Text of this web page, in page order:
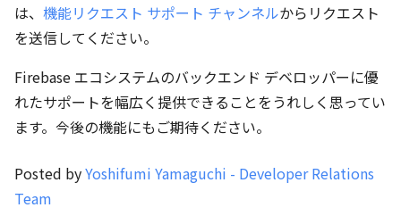
は、 機能リクエスト サポート チャンネルからリクエスト
を送信してください。
Firebase エコシステムのバックエンド デベロッパーに優
れたサポートを幅広く提供できることをうれしく思ってい
ます。今後の機能にもご期待ください。
Posted byYoshifumi Yamaguchi - Developer Relations
Team